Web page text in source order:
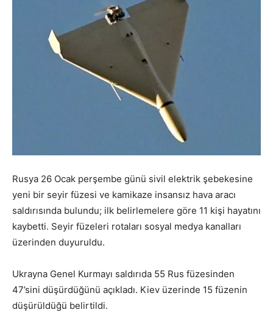
Rusya 26 Ocak perşembe günü sivil elektrik şebekesine
yeni bir seyir füzesi ve kamikaze insansız hava aracı
saldırısında bulundu; ilk belirlemelere göre 11 kişi hayatını
kaybetti. Seyir füzeleri rotaları sosyal medya kanalları
üzerinden duyuruldu.
Ukrayna Genel Kurmayı saldırıda 55 Rus füzesinden
47’sini düşürdüğünü açıkladı. Kiev üzerinde 15 füzenin
düşürüldüğü belirtildi.